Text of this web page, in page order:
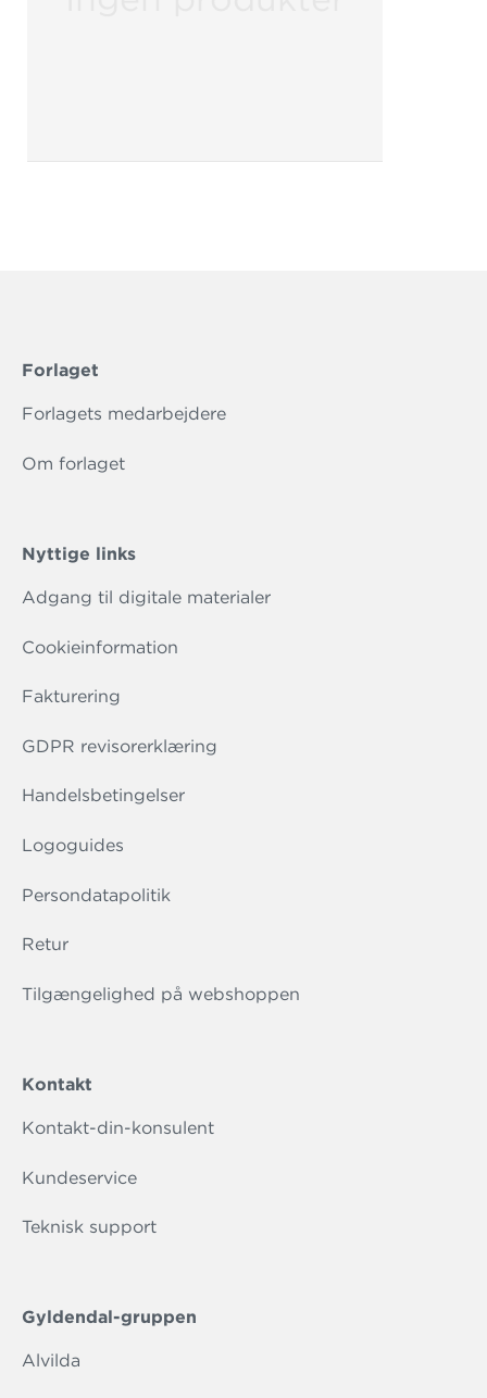
Forlaget
Forlagets medarbejdere
Om forlaget
Nyttige links
Adgang til digitale materialer
Cookieinformation
Fakturering
GDPR revisorerklæring
Handelsbetingelser
Logoguides
Persondatapolitik
Retur
Tilgængelighed på webshoppen
Kontakt
Kontakt-din-konsulent
Kundeservice
Teknisk support
Gyldendal-gruppen
Alvilda